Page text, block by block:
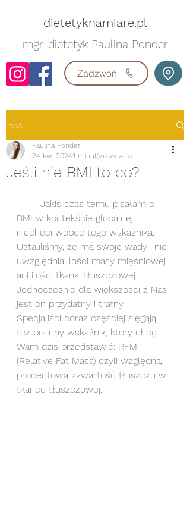
dietetyknamiare.pl
mgr. dietetyk Paulina Ponder
Zadzwoń
Post
Jeśli nie BMI to co?
Paulina Ponder
24 kwi 20241 minut(y) czytania
BMI w kontekście globalnej
niechęci wobec tego wskaźnika.
Ustaliliśmy, że ma swoje wady- nie
uwzględnia ilości masy mięśniowej
ani ilości tkanki tłuszczowej.
Jednocześnie dla większości z Nas
jest on przydatny i trafny.
Specjaliści coraz częściej sięgają
też po inny wskaźnik, który chcę
Wam dziś przedstawić: RFM
(Relative Fat Mass) czyli względna,
procentowa zawartość tłuszczu w
tkance tłuszczowej.